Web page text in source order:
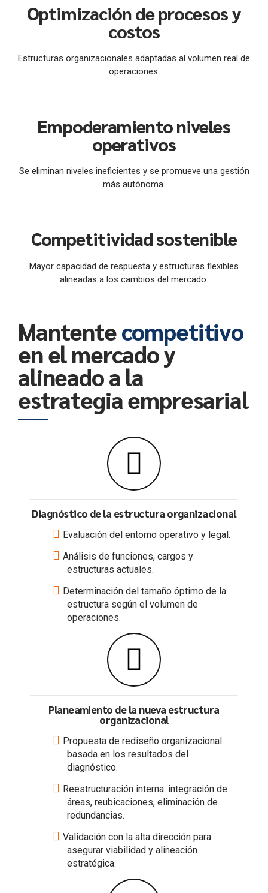
Optimización de procesos y
costos
Estructuras organizacionales adaptadas al volumen real de
operaciones.
Empoderamiento niveles
operativos
Se eliminan niveles ineficientes y se promueve una gestión
más autónoma.
Competitividad sostenible
Mayor capacidad de respuesta y estructuras flexibles
alineadas a los cambios del mercado.
Mantentecompetitivo
en el mercado y
alineado a la
estrategia empresarial
Diagnóstico de la estructura organizacional
Evaluación del entorno operativo y legal.
Análisis de funciones, cargos y
estructuras actuales.
Determinación del tamaño óptimo de la
estructura según el volumen de
operaciones.
Planeamiento de la nueva estructura
organizacional
Propuesta de rediseño organizacional
basada en los resultados del
diagnóstico.
Reestructuración interna: integración de
áreas, reubicaciones, eliminación de
redundancias.
Validación con la alta dirección para
asegurar viabilidad y alineación
estratégica.